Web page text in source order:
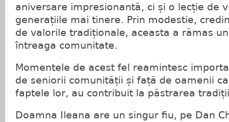
aniversare impresionantă, ci și o lecție de
generațiile mai tinere. Prin modestie,
de valorile tradiționale, aceasta a rămas
întreaga comunitate.
Momentele de acest fel reamintesc
de seniorii comunității și față de oamenii
faptele lor, au contribuit la păstrarea
Doamna Ileana are un singur fiu, pe Dan